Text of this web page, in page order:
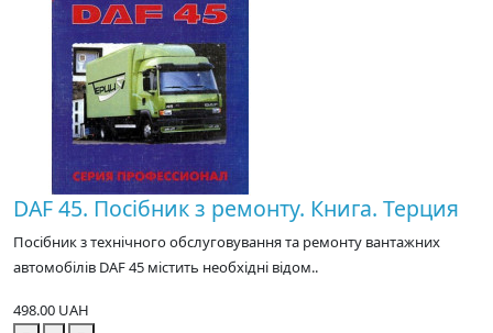
DAF 45. Посібник з ремонту. Книга. Терция
Посібник з технічного обслуговування та ремонту вантажних
автомобілів DAF 45 містить необхідні відом..
498.00 UAH